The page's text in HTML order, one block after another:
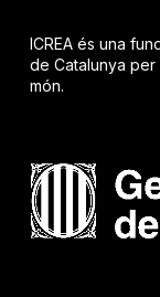
ICREA és una
de Catalunya
món.